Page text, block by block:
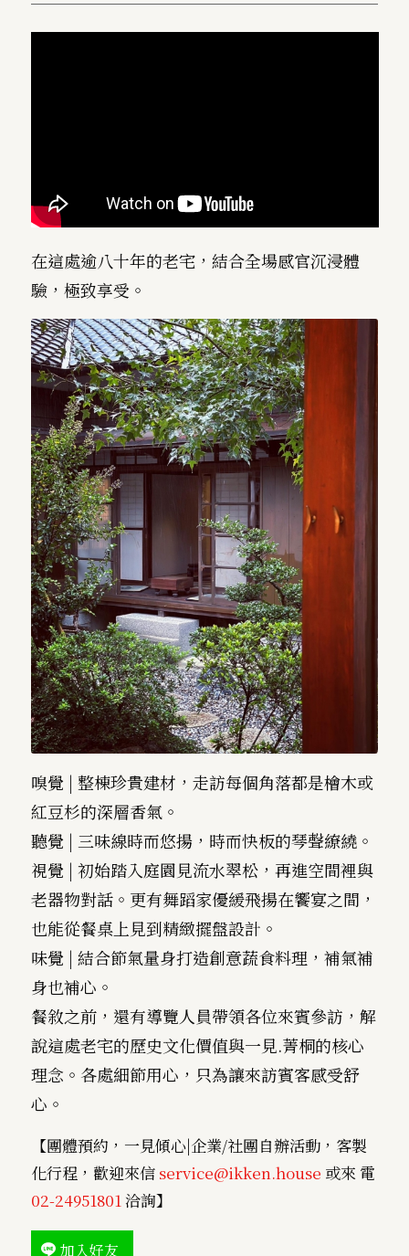
在這處逾八十年的老宅，結合全場感官沉浸體
驗，極致享受。
嗅覺 | 整棟珍貴建材，走訪每個角落都是檜木或
紅豆杉的深層香氣。
聽覺 | 三味線時而悠揚，時而快板的琴聲繚繞。
視覺 | 初始踏入庭園見流水翠松，再進空間裡與
老器物對話。更有舞蹈家優緩飛揚在饗宴之間，
也能從餐桌上見到精緻擺盤設計。
味覺 | 結合節氣量身打造創意蔬食料理，補氣補
身也補心。
餐敘之前，還有導覽人員帶領各位來賓參訪，解
說這處老宅的歷史文化價值與一見.菁桐的核心
理念。各處細節用心，只為讓來訪賓客感受舒
心。
【團體預約，一見傾心|企業/社團自辦活動，客製
化行程，歡迎來信 service@ikken.house 或來 電
02-24951801洽詢】
加入好友